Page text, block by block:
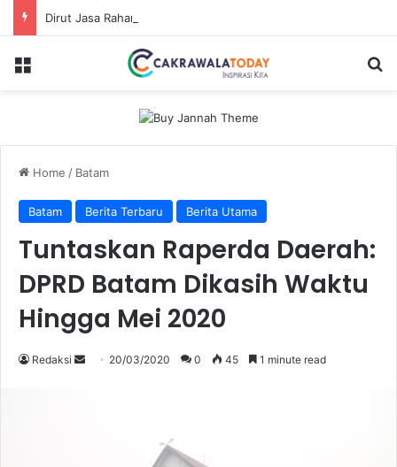
Menu
Home / Batam
Batam Berita Terbaru Berita Utama
Tuntaskan Raperda Daerah:
DPRD Batam Dikasih Waktu
Hingga Mei 2020
Redaksi
Send 20/03/2020 0 45 1 minute read